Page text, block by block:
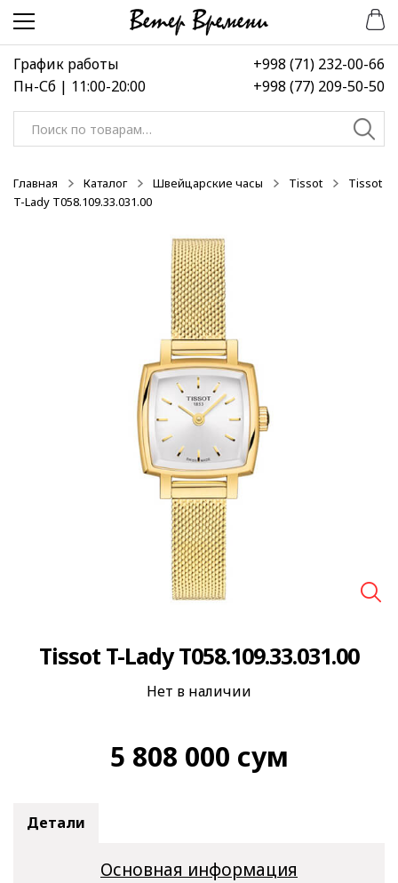
Перейти
навигации
Перейти
содержимому
График работы
Пн-Сб | 11:00-20:00
+998 (71) 232-00-66
+998 (77) 209-50-50
Искать:
Главная Каталог Швейцарские часы Tissot
Tissot
T-Lady T058.109.33.031.00
Tissot T-Lady T058.109.33.031.00
Нет в наличии
5 808 000 сум
Детали
Основная информация
-30%
-30%